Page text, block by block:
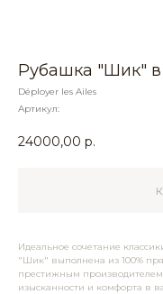
Рубашка "Шик" в
Déployer les Ailes
Артикул:
24000,00 р.
Идеальное сочетание
"Шик" выполнена из 100%
престижным
изысканности и комфорта в